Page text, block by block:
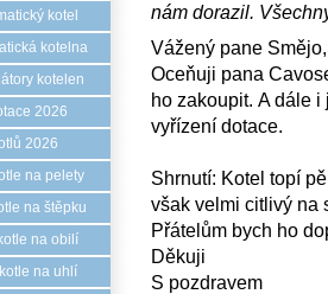
kotel
kotelna
kotelen
2026
2026
na pelety
na štěpku
na obilí
na uhlí
nám dorazil.
Vážený pane Smějo,
Oceňuji pana
ho zakoupit. A dále
vyřízení dotace.
Shrnutí: Kotel topí
však velmi citlivý na
Přátelům bych ho
Děkuji
S pozdravem